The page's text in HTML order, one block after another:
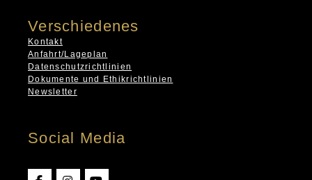
Verschiedenes
Kontakt
Anfahrt/Lageplan
Datenschutzrichtlinien
Dokumente und Ethikrichtlinien
Newsletter
Social Media